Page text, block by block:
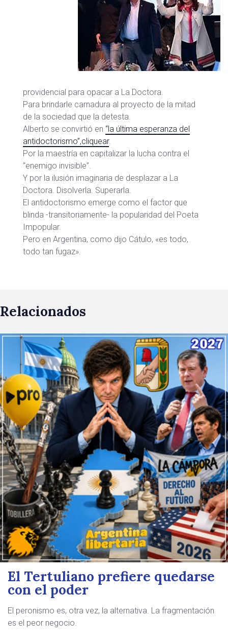
providencial para opacar a La Doctora.
Para brindarle carnadura al proyecto de la mitad
de la sociedad que la detesta.
Alberto se convirtió en “la última esperanza del
antidoctorismo”,cliquear.
Por la maestría en capitalizar la lucha contra el
“enemigo invisible”.
Y por la ilusión imaginaria de desplazar a La
Doctora. Disolverla. Superarla.
El antidoctorismo emerge como el factor que
blinda -transitoriamente- la popularidad del Poeta
Impopular.
Pero en Argentina, como dijo Cátulo, «es todo,
todo tan fugaz».
Relacionados
El Tertuliano prefiere quedarse
con el poder
El peronismo es, otra vez, la alternativa. La fragmentación
es el peor negocio.